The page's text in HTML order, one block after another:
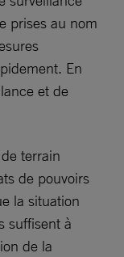
prises au nom
En
et de
terrain
de pouvoirs
la situation
suffisent à
de la